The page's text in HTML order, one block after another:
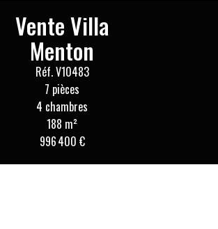
Vente Villa
Menton
Réf. V10483
7 pièces
4 chambres
188 m²
996 400 €